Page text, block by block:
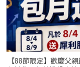
【88節限定】歡慶父